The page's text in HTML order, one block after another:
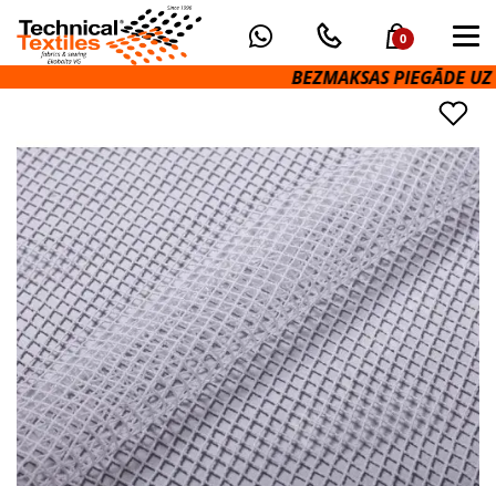
0
BEZMAKSAS PIEGĀDE UZ